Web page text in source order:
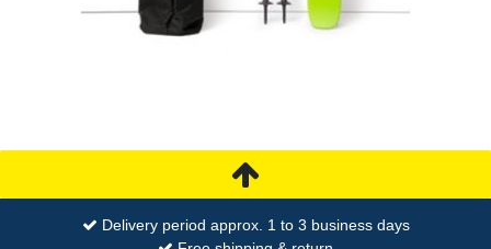
Delivery period approx. 1 to 3 business days